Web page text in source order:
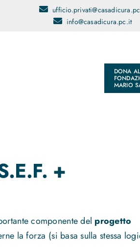
info@casadicura.pc.it
DONA
MARIO
+
componente del progetto
la forza (si basa sulla stessa